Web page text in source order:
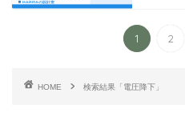
1 2
HOME 検索結果「電圧降下」